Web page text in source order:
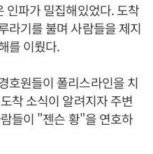
인파가 밀집해있었다. 도착
라기를 불며 사람들을 제지
를 이뤘다.
호원들이 폴리스라인을 치
착 소식이 알려지자 주변
들이 "젠슨 황"을 연호하